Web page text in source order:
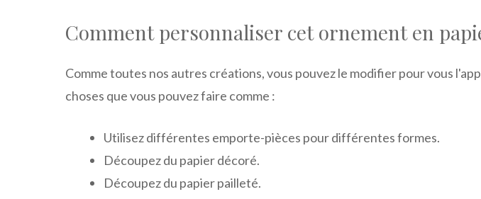
Comment personnaliser cet ornement en
Comme toutes nos autres créations, vous pouvez le modifier pour vous
choses que vous pouvez faire comme :
Utilisez différentes emporte-pièces pour différentes formes.
Découpez du papier décoré.
Découpez du papier pailleté.